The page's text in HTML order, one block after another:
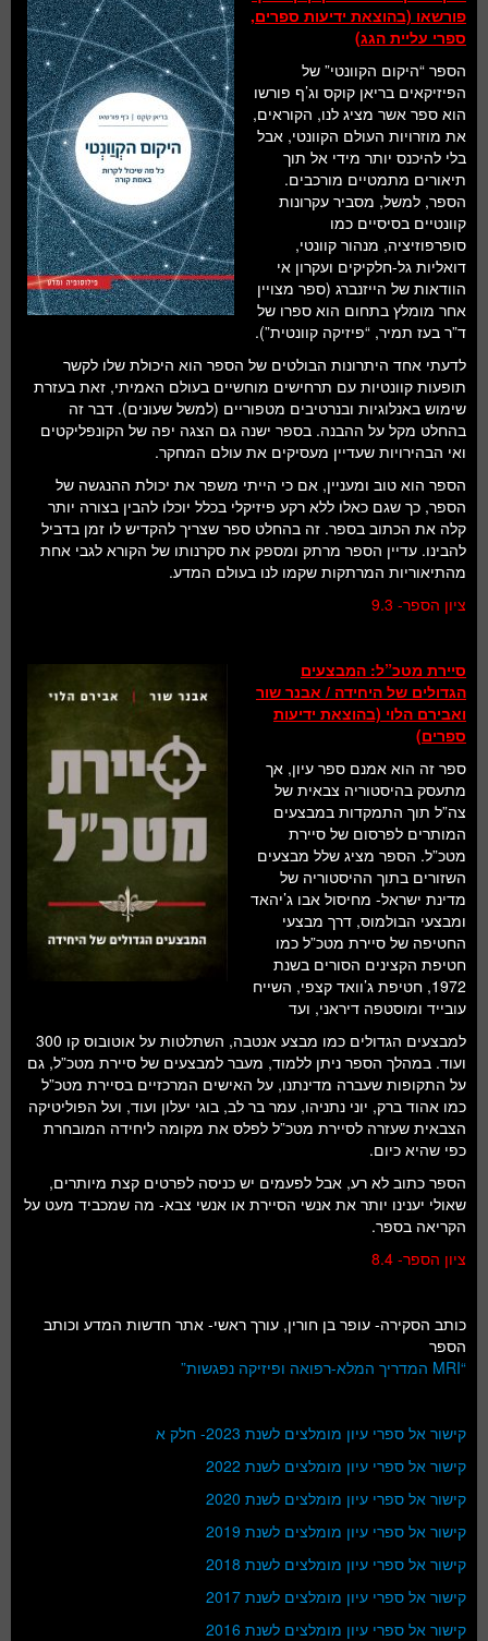
פורשאו (בהוצאת ידיעות ספרים,
ספרי עליית הגג)
הספר “היקום הקוונטי” של
הפיזיקאים בריאן קוקס וג’ף פורשו
הוא ספר אשר מציג לנו, הקוראים,
את מוזרויות העולם הקוונטי, אבל
בלי להיכנס יותר מידי אל תוך
תיאורים מתמטיים מורכבים.
הספר, למשל, מסביר עקרונות
קוונטיים בסיסיים כמו
סופרפוזיציה, מנהור קוונטי,
דואליות גל-חלקיקים ועקרון אי
הוודאות של הייזנברג (ספר מצויין
אחר מומלץ בתחום הוא ספרו של
ד”ר בעז תמיר, “פיזיקה קוונטית”).
לדעתי אחד היתרונות הבולטים של הספר הוא היכולת שלו לקשר
תופעות קוונטיות עם תרחישים מוחשיים בעולם האמיתי, זאת בעזרת
שימוש באנלוגיות ובנרטיבים מטפוריים (למשל שעונים). דבר זה
בהחלט מקל על ההבנה. בספר ישנה גם הצגה יפה של הקונפליקטים
ואי הבהירויות שעדיין מעסיקים את עולם המחקר.
הספר הוא טוב ומעניין, אם כי הייתי משפר את יכולת ההנגשה של
הספר, כך שגם כאלו ללא רקע פיזיקלי בכלל יוכלו להבין בצורה יותר
קלה את הכתוב בספר. זה בהחלט ספר שצריך להקדיש לו זמן בדביל
להבינו. עדיין הספר מרתק ומספק את סקרנותו של הקורא לגבי אחת
מהתיאוריות המרתקות שקמו לנו בעולם המדע.
ציון הספר- 9.3
סיירת מטכ”ל: המבצעים
הגדולים של היחידה / אבנר שור
ואבירם הלוי (בהוצאת ידיעות
ספרים)
ספר זה הוא אמנם ספר עיון, אך
מתעסק בהיסטוריה צבאית של
צה”ל תוך התמקדות במבצעים
המותרים לפרסום של סיירת
מטכ”ל. הספר מציג שלל מבצעים
השזורים בתוך ההיסטוריה של
מדינת ישראל- מחיסול אבו ג’יהאד
ומבצעי הבולמוס, דרך מבצעי
החטיפה של סיירת מטכ”ל כמו
חטיפת הקצינים הסורים בשנת
1972, חטיפת ג’וואד קצפי, השייח
עובייד ומוסטפה דיראני, ועד
למבצעים הגדולים כמו מבצע אנטבה, השתלטות על אוטובוס קו 300
ועוד. במהלך הספר ניתן ללמוד, מעבר למבצעים של סיירת מטכ”ל, גם
על התקופות שעברה מדינתנו, על האישים המרכזיים בסיירת מטכ”ל
כמו אהוד ברק, יוני נתניהו, עמר בר לב, בוגי יעלון ועוד, ועל הפוליטיקה
הצבאית שעזרה לסיירת מטכ”ל לפלס את מקומה ליחידה המובחרת
כפי שהיא כיום.
הספר כתוב לא רע, אבל לפעמים יש כניסה לפרטים קצת מיותרים,
שאולי יענינו יותר את אנשי הסיירת או אנשי צבא- מה שמכביד מעט על
הקריאה בספר.
ציון הספר- 8.4
כותב הסקירה- עופר בן חורין, עורך ראשי- אתר חדשות המדע וכותב
הספר
“MRI המדריך המלא-רפואה ופיזיקה נפגשות”
קישור אל ספרי עיון מומלצים לשנת 2023- חלק א
קישור אל ספרי עיון מומלצים לשנת 2022
קישור אל ספרי עיון מומלצים לשנת 2020
קישור אל ספרי עיון מומלצים לשנת 2019
קישור אל ספרי עיון מומלצים לשנת 2018
קישור אל ספרי עיון מומלצים לשנת 2017
קישור אל ספרי עיון מומלצים לשנת 2016